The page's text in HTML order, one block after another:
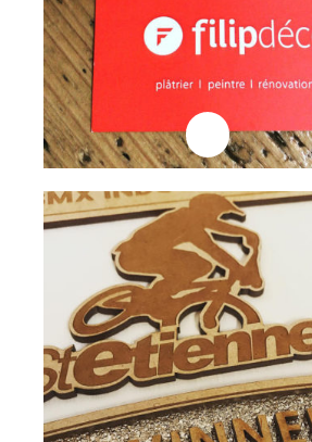
Lire la suite
Professionnels
Plaque Trophée